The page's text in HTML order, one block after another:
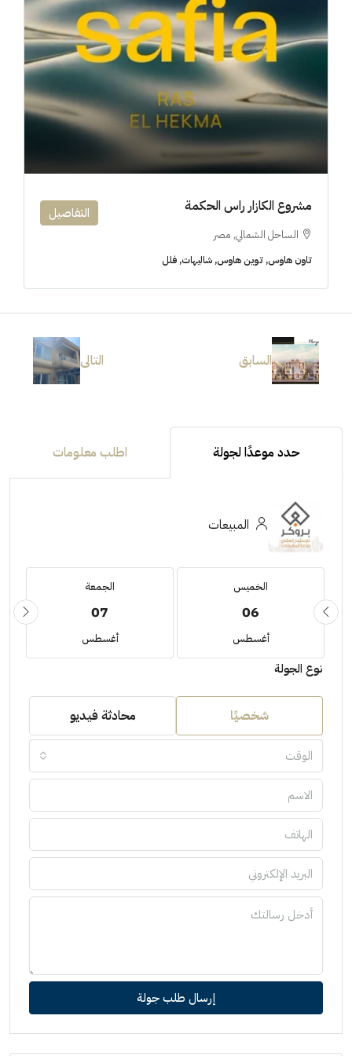
مشروع الكازار راس الحكمة
الساحل الشمالي, مصر
تاون هاوس, توين هاوس, شاليهات, فلل
التفاصيل
السابق التالى
حدد موعدًا لجولة اطلب معلومات
المبيعات
الخميس
06
أغسطس
الجمعة
07
أغسطس
نوع الجولة
شخصيًا محادثة فيديو
الوقت
إرسال طلب جولة